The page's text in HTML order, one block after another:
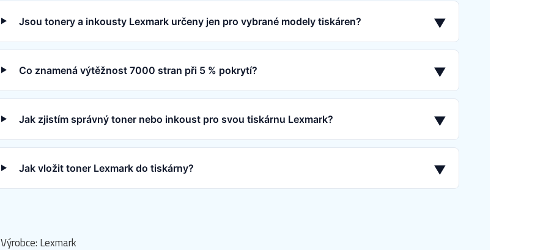
Jsou tonery a inkousty Lexmark určeny jen pro vybrané modely tiskáren? ▼
Co znamená výtěžnost 7000 stran při 5 % pokrytí? ▼
Jak zjistím správný toner nebo inkoust pro svou tiskárnu Lexmark? ▼
Jak vložit toner Lexmark do tiskárny? ▼
Výrobce: Lexmark